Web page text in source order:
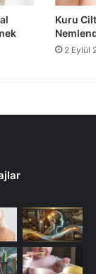
Kuru
2 Eylül